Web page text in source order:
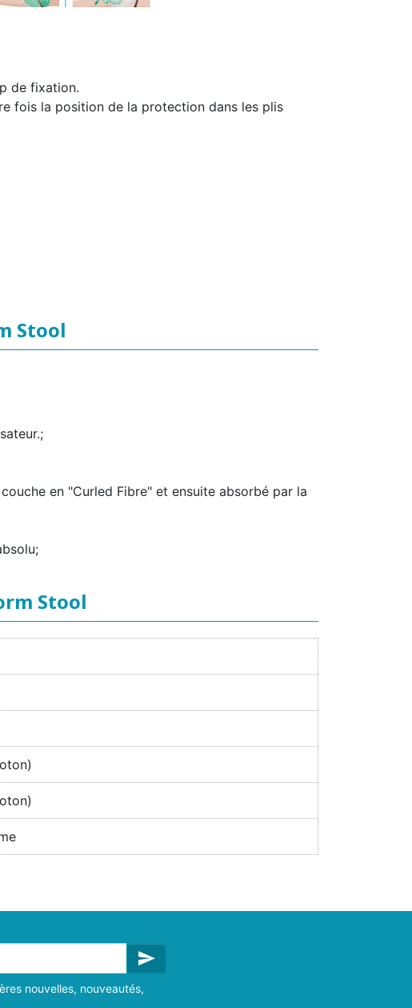
de fixation.
fois la position de la protection dans les plis
Stool
en "Curled Fibre" et ensuite absorbé par la
Stool
send
nouvelles, nouveautés,